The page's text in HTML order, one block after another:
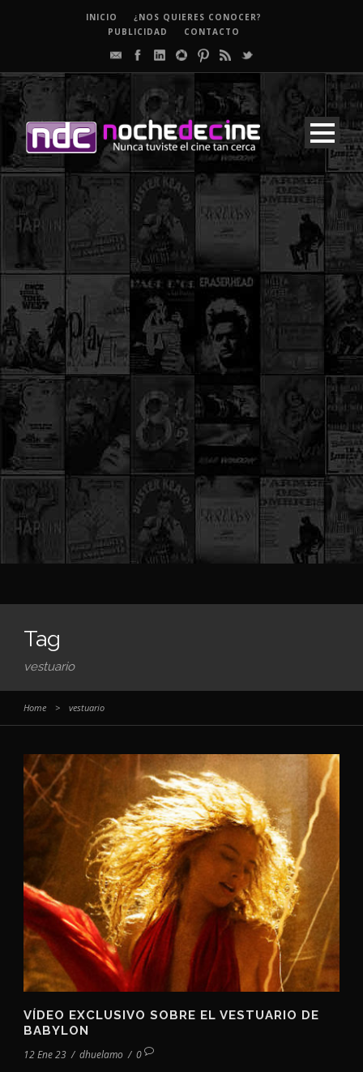
INICIO
¿NOS QUIERES CONOCER?
PUBLICIDAD
CONTACTO
Tag
vestuario
Home > vestuario
VÍDEO EXCLUSIVO SOBRE EL VESTUARIO DE
BABYLON
12 Ene 23 / dhuelamo / 0